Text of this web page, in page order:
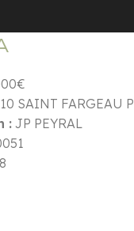
SAINT FARGEAU
: JP PEYRAL